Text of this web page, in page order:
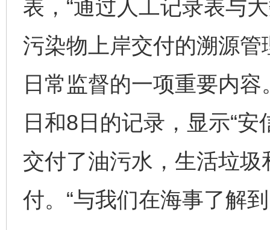
表，“通过人工记录表与
污染物上岸交付的溯源
日常监督的一项重要内
日和8日的记录，显示“安
交付了油污水，生活垃
付。“与我们在海事了解